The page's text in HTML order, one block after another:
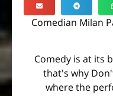
Comedian Milan
Comedy is at its
that's why
where the